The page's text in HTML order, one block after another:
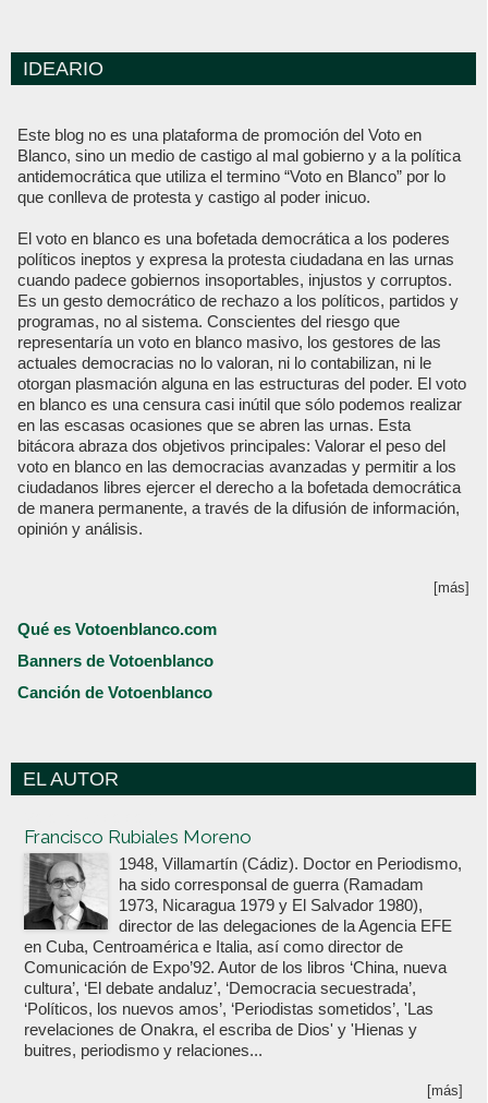
IDEARIO
Este blog no es una plataforma de promoción del Voto en
Blanco, sino un medio de castigo al mal gobierno y a la política
antidemocrática que utiliza el termino “Voto en Blanco” por lo
que conlleva de protesta y castigo al poder inicuo.
El voto en blanco es una bofetada democrática a los poderes
políticos ineptos y expresa la protesta ciudadana en las urnas
cuando padece gobiernos insoportables, injustos y corruptos.
Es un gesto democrático de rechazo a los políticos, partidos y
programas, no al sistema. Conscientes del riesgo que
representaría un voto en blanco masivo, los gestores de las
actuales democracias no lo valoran, ni lo contabilizan, ni le
otorgan plasmación alguna en las estructuras del poder. El voto
en blanco es una censura casi inútil que sólo podemos realizar
en las escasas ocasiones que se abren las urnas. Esta
bitácora abraza dos objetivos principales: Valorar el peso del
voto en blanco en las democracias avanzadas y permitir a los
ciudadanos libres ejercer el derecho a la bofetada democrática
de manera permanente, a través de la difusión de información,
opinión y análisis.
[más]
Qué es Votoenblanco.com
Banners de Votoenblanco
Canción de Votoenblanco
EL AUTOR
Francisco Rubiales Moreno
1948, Villamartín (Cádiz). Doctor en Periodismo,
ha sido corresponsal de guerra (Ramadam
1973, Nicaragua 1979 y El Salvador 1980),
director de las delegaciones de la Agencia EFE
en Cuba, Centroamérica e Italia, así como director de
Comunicación de Expo’92. Autor de los libros ‘China, nueva
cultura’, ‘El debate andaluz’, ‘Democracia secuestrada’,
‘Políticos, los nuevos amos’, ‘Periodistas sometidos’, 'Las
revelaciones de Onakra, el escriba de Dios' y 'Hienas y
buitres, periodismo y relaciones...
[más]